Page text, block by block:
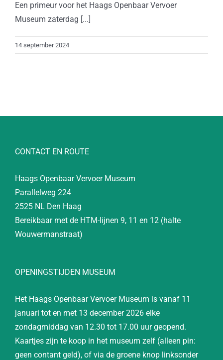
Een primeur voor het Haags Openbaar Vervoer
Museum zaterdag [...]
14 september 2024
CONTACT EN ROUTE
Haags Openbaar Vervoer Museum
Parallelweg 224
2525 NL Den Haag
Bereikbaar met de HTM-lijnen 9, 11 en 12 (halte
Wouwermanstraat)
OPENINGSTIJDEN MUSEUM
Het Haags Openbaar Vervoer Museum is vanaf 11
januari tot en met 13 december 2026 elke
zondagmiddag van 12.30 tot 17.00 uur geopend.
Kaartjes zijn te koop in het museum zelf (alleen pin:
geen contant geld), of via de groene knop linksonder